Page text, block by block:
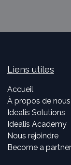
Liens utiles
Accueil
À propos de nous
Idealis Solutions
Idealis Academy
Nous rejoindre
Become a partner